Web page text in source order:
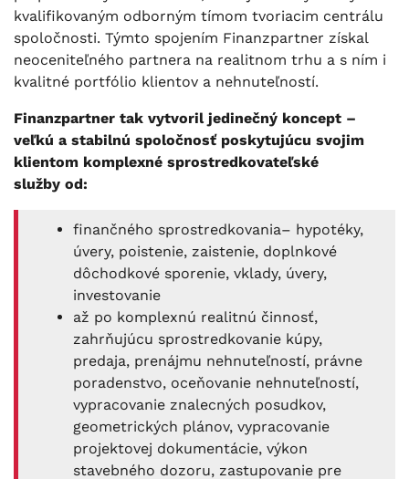
kvalifikovaným odborným tímom tvoriacim centrálu
spoločnosti. Týmto spojením Finanzpartner získal
neoceniteľného partnera na realitnom trhu a s ním i
kvalitné portfólio klientov a nehnuteľností.
Finanzpartner tak vytvoril jedinečný koncept –
veľkú a stabilnú spoločnosť poskytujúcu svojim
klientom komplexné sprostredkovateľské
služby od:
finančného sprostredkovania– hypotéky,
úvery, poistenie, zaistenie, doplnkové
dôchodkové sporenie, vklady, úvery,
investovanie
až po komplexnú realitnú činnosť,
zahrňujúcu sprostredkovanie kúpy,
predaja, prenájmu nehnuteľností, právne
poradenstvo, oceňovanie nehnuteľností,
vypracovanie znalecných posudkov,
geometrických plánov, vypracovanie
projektovej dokumentácie, výkon
stavebného dozoru, zastupovanie pre